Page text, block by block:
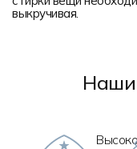
выкручивая.
Наши